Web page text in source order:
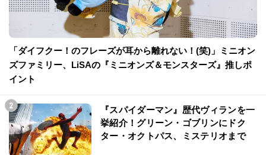
「ダイフクー！のフレーズが耳から離れない！(笑)」ミニオン
ズファミリー、LiSAの『ミニオンズ＆モンスターズ』推しポ
イント
『スパイダーマン』歴代ヴィランを一
挙紹介！グリーン・ゴブリンにドク
ター・オクトパス、ミステリオまで